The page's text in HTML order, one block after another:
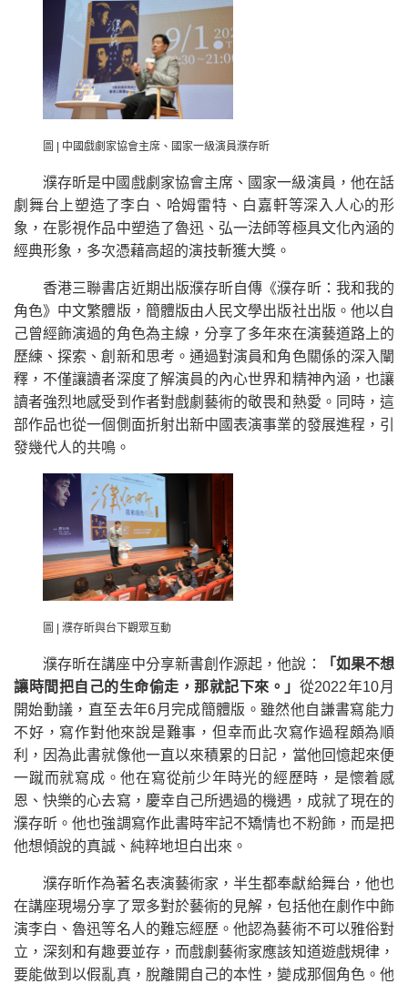
圖 | 中國戲劇家協會主席、國家一級演員濮存昕
濮存昕是中國戲劇家協會主席、國家一級演員，他在話
劇舞台上塑造了李白、哈姆雷特、白嘉軒等深入人心的形
象，在影視作品中塑造了魯迅、弘一法師等極具文化內涵的
經典形象，多次憑藉高超的演技斬獲大獎。
香港三聯書店近期出版濮存昕自傳《濮存昕：我和我的
角色》中文繁體版，簡體版由人民文學出版社出版。他以自
己曾經飾演過的角色為主線，分享了多年來在演藝道路上的
歷練、探索、創新和思考。通過對演員和角色關係的深入闡
釋，不僅讓讀者深度了解演員的內心世界和精神內涵，也讓
讀者強烈地感受到作者對戲劇藝術的敬畏和熱愛。同時，這
部作品也從一個側面折射出新中國表演事業的發展進程，引
發幾代人的共鳴。
圖 | 濮存昕與台下觀眾互動
濮存昕在講座中分享新書創作源起，他說：
「如果不想
讓時間把自己的生命偷走，那就記下來。」 從2022年10月
開始動議，直至去年6月完成簡體版。雖然他自謙書寫能力
不好，寫作對他來說是難事，但幸而此次寫作過程頗為順
利，因為此書就像他一直以來積累的日記，當他回憶起來便
一蹴而就寫成。他在寫從前少年時光的經歷時，是懷着感
恩、快樂的心去寫，慶幸自己所遇過的機遇，成就了現在的
濮存昕。他也強調寫作此書時牢記不矯情也不粉飾，而是把
他想傾說的真誠、純粹地坦白出來。
濮存昕作為著名表演藝術家，半生都奉獻給舞台，他也
在講座現場分享了眾多對於藝術的見解，包括他在劇作中飾
演李白、魯迅等名人的難忘經歷。他認為藝術不可以雅俗對
立，深刻和有趣要並存，而戲劇藝術家應該知道遊戲規律，
要能做到以假亂真，脫離開自己的本性，變成那個角色。他